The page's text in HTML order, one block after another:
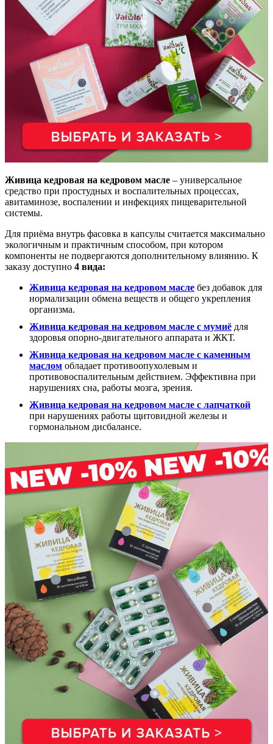
Живица кедровая на кедровом масле – универсальное
средство при простудных и воспалительных процессах,
авитаминозе, воспалении и инфекциях пищеварительной
системы.
Для приёма внутрь фасовка в капсулы считается максимально
экологичным и практичным способом, при котором
компоненты не подвергаются дополнительному влиянию. К
заказу доступно 4 вида:
Живица кедровая на кедровом масле без добавок для
нормализации обмена веществ и общего укрепления
организма.
Живица кедровая на кедровом масле с мумиё для
здоровья опорно-двигательного аппарата и ЖКТ.
Живица кедровая на кедровом масле с каменным
маслом обладает противоопухолевым и
противовоспалительным действием. Эффективна при
нарушениях сна, работы мозга, зрения.
Живица кедровая на кедровом масле с лапчаткой
при нарушениях работы щитовидной железы и
гормональном дисбалансе.